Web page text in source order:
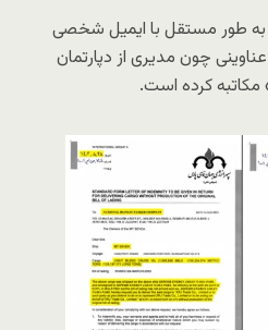
به طور مستقل با ایمیل شخصی
چون مدیری از دپارتمان
کرده است.